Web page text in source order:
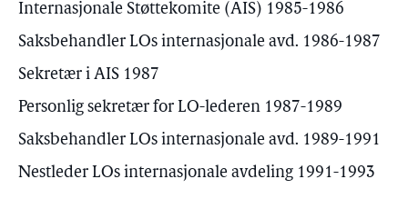
Internasjonale Støttekomite (AIS) 1985-1986
Saksbehandler LOs internasjonale avd. 1986-1987
Sekretær i AIS 1987
Personlig sekretær for LO-lederen 1987-1989
Saksbehandler LOs internasjonale avd. 1989-1991
Nestleder LOs internasjonale avdeling 1991-1993